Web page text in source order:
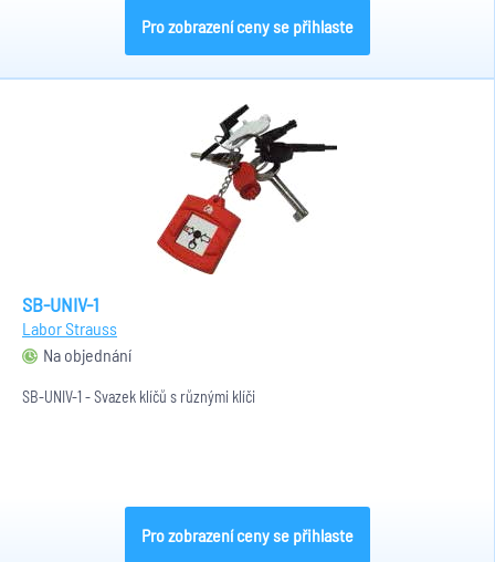
Pro zobrazení ceny se přihlaste
SB-UNIV-1
Labor Strauss
Na objednání
SB-UNIV-1 - Svazek klíčů s různými klíči
Pro zobrazení ceny se přihlaste